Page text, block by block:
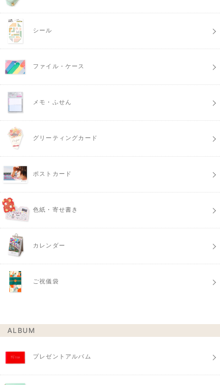
シール
ファイル・ケース
メモ・ふせん
グリーティングカード
ポストカード
色紙・寄せ書き
カレンダー
ご祝儀袋
ALBUM
プレゼントアルバム